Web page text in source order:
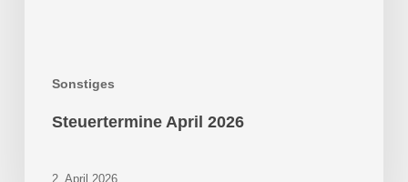
Sonstiges
Steuertermine April 2026
2. April 2026